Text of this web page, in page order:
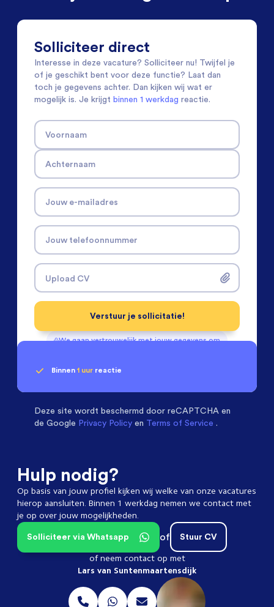
Solliciteer direct
Interesse in deze vacature? Solliciteer nu! Twijfel je
of je geschikt bent voor deze functie? Laat dan
toch je gegevens achter. Dan kijken wij wat er
mogelijk is. Je krijgt binnen 1 werkdag reactie.
Voornaam
Achternaam
Jouw e-mailadres
Jouw telefoonnummer
Upload CV
We gaan vertrouwelijk met jouw gegevens om
Verstuur je sollicitatie!
Binnen 1 uur reactie
Deze site wordt beschermd door reCAPTCHA en
de Google Privacy Policy en Terms of Service .
Hulp nodig?
Op basis van jouw profiel kijken wij welke van onze vacatures
hierop aansluiten. Binnen 1 werkdag nemen we contact met
je op over jouw mogelijkheden.
Stuur CV
of
Solliciteer via Whatsapp
of neem contact op met
Lars van Suntenmaartensdijk